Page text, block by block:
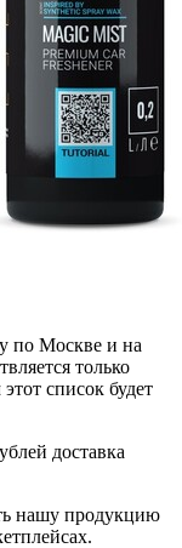
по Москве и на
только
список будет
доставка
нашу продукцию